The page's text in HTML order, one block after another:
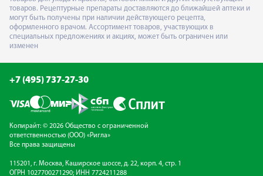
товаров. Рецептурные препараты доставляются до ближайшей аптеки и
могут быть получены при наличии действующего рецепта,
оформленного врачом. Ассортимент товаров, участвующих в
специальных предложениях и акциях, может быть ограничен или
изменен
+7 (495) 737-27-30
Копирайт: © 2026 Общество с ограниченной
ответственностью (ООО) «Ригла»
Все права защищены
115201, г. Москва, Каширское шоссе, д. 22, корп. 4, стр. 1
ОГРН 1027700271290; ИНН 7724211288